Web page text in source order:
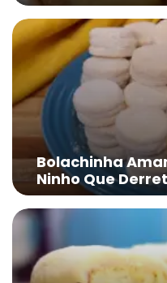
Bolachinha
Ninho Que